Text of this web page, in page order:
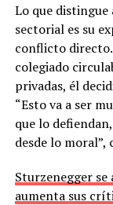
Lo que
sectorial es su
conflicto
colegiado
privadas, él
“Esto va a ser
que lo
desde lo
Sturzenegger se
aumenta sus